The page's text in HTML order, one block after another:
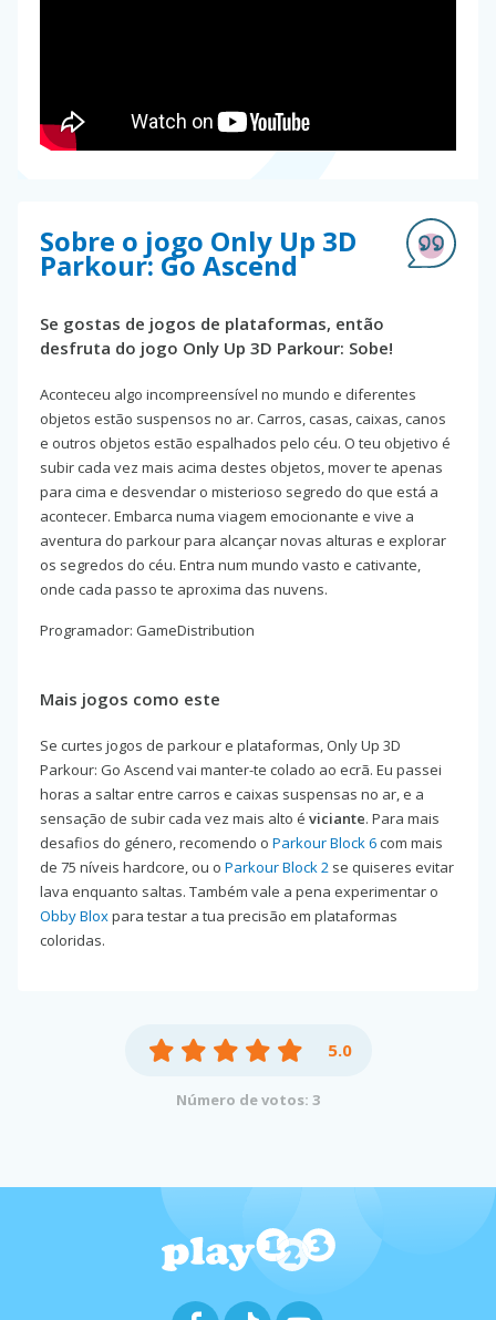
Sobre o jogo Only Up 3D
Parkour: Go Ascend
Se gostas de jogos de plataformas, então
desfruta do jogo Only Up 3D Parkour: Sobe!
Aconteceu algo incompreensível no mundo e diferentes
objetos estão suspensos no ar. Carros, casas, caixas, canos
e outros objetos estão espalhados pelo céu. O teu objetivo é
subir cada vez mais acima destes objetos, mover te apenas
para cima e desvendar o misterioso segredo do que está a
acontecer. Embarca numa viagem emocionante e vive a
aventura do parkour para alcançar novas alturas e explorar
os segredos do céu. Entra num mundo vasto e cativante,
onde cada passo te aproxima das nuvens.
Programador: GameDistribution
Mais jogos como este
Se curtes jogos de parkour e plataformas, Only Up 3D
Parkour: Go Ascend vai manter-te colado ao ecrã. Eu passei
horas a saltar entre carros e caixas suspensas no ar, e a
sensação de subir cada vez mais alto é viciante. Para mais
desafios do género, recomendo o Parkour Block 6 com mais
de 75 níveis hardcore, ou o Parkour Block 2 se quiseres evitar
lava enquanto saltas. Também vale a pena experimentar o
Obby Bloxpara testar a tua precisão em plataformas
coloridas.
5.0
Número de votos: 3